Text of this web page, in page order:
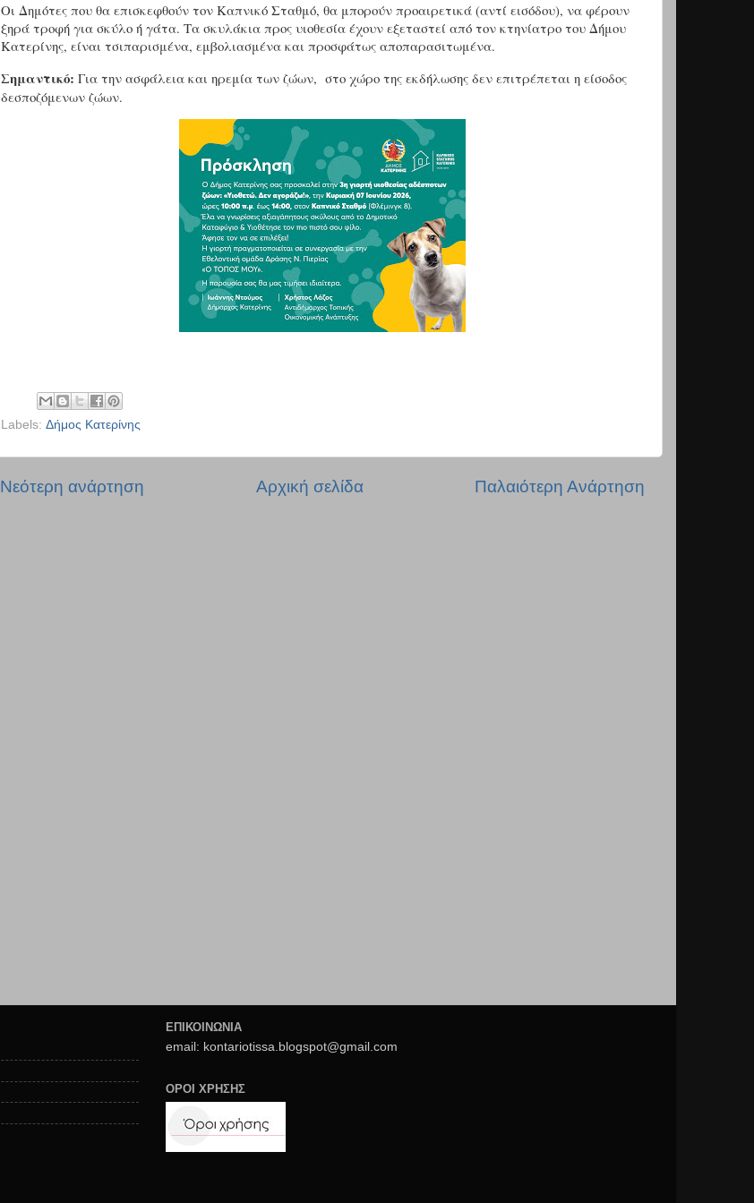
Οι Δημότες που θα επισκεφθούν τον Καπνικό Σταθμό, θα μπορούν προαιρετικά (αντί εισόδου), να φέρουν
ξηρά τροφή για σκύλο ή γάτα. Τα σκυλάκια προς υιοθεσία έχουν εξεταστεί από τον κτηνίατρο του Δήμου
Κατερίνης, είναι τσιπαρισμένα, εμβολιασμένα και προσφάτως αποπαρασιτωμένα.
Σημαντικό: Για την ασφάλεια και ηρεμία των ζώων, στο χώρο της εκδήλωσης δεν επιτρέπεται η είσοδος
δεσποζόμενων ζώων.
Labels: Δήμος Κατερίνης
Νεότερη ανάρτηση Παλαιότερη Ανάρτηση
Αρχική σελίδα
ΕΠΙΚΟΙΝΩΝΙΑ
email: kontariotissa.blogspot@gmail.com
ΟΡΟΙ ΧΡΗΣΗΣ